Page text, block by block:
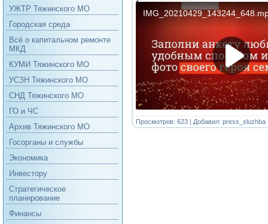
УЖТР Тяжинского МО
Городская среда
Всё о капитальном ремонте
МКД
КУМИ Тяжинского МО
УСЗН Тяжинского МО
СНД Тяжинского МО
ГО и ЧС
Архив Тяжинского МО
Госорганы и службы
Экономика
Инвестору
Стратегическое
планирование
Финансы
Просмотров: 623 | Добавил: press_sluzhba